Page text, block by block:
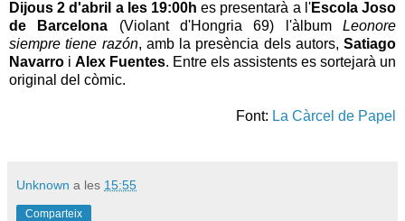
Dijous 2 d'abril a les 19:00h es presentarà a l'Escola Joso
de Barcelona (Violant d'Hongria 69) l'àlbumLeonore
siempre tiene razón, amb la presència dels autors, Satiago
Navarro i Alex Fuentes. Entre els assistents es sortejarà un
original del còmic.
Font: La Càrcel de Papel
Unknown a les 15:55
Comparteix